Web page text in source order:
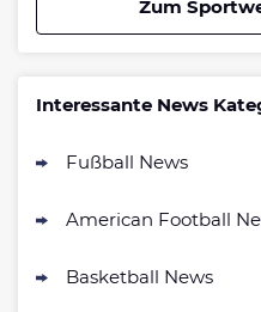
Zum
100% bis zu
Interwetten
AGB gelten
Bwin Bonus
Interessante News
Fußball News
American Football
Basketball News